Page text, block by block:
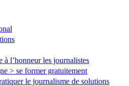
à l’honneur les journalistes
> se former gratuitement
le journalisme de solutions